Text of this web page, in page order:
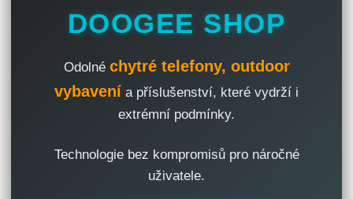
DOOGEE SHOP
Odolné chytré telefony, outdoor
vybavení a příslušenství, které vydrží i
extrémní podmínky.
Technologie bez kompromisů pro náročné
uživatele.